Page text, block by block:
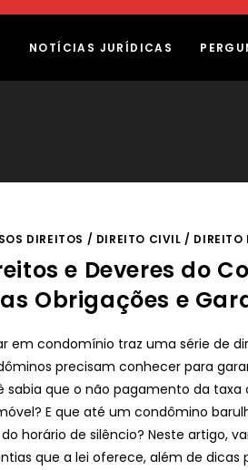
NOTÍCIAS JURÍDICAS
DIREITOS / DIREITO CIVIL / DIREITO
e Deveres do
Obrigações e
em condomínio traz uma série de
precisam conhecer para
sabia que o não pagamento da
E que até um condômino
horário de silêncio? Neste artigo,
que a lei oferece, além de